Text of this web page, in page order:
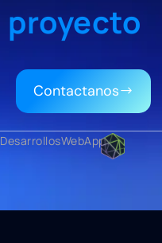
proyecto
Contactanos
DesarrollosWebApp